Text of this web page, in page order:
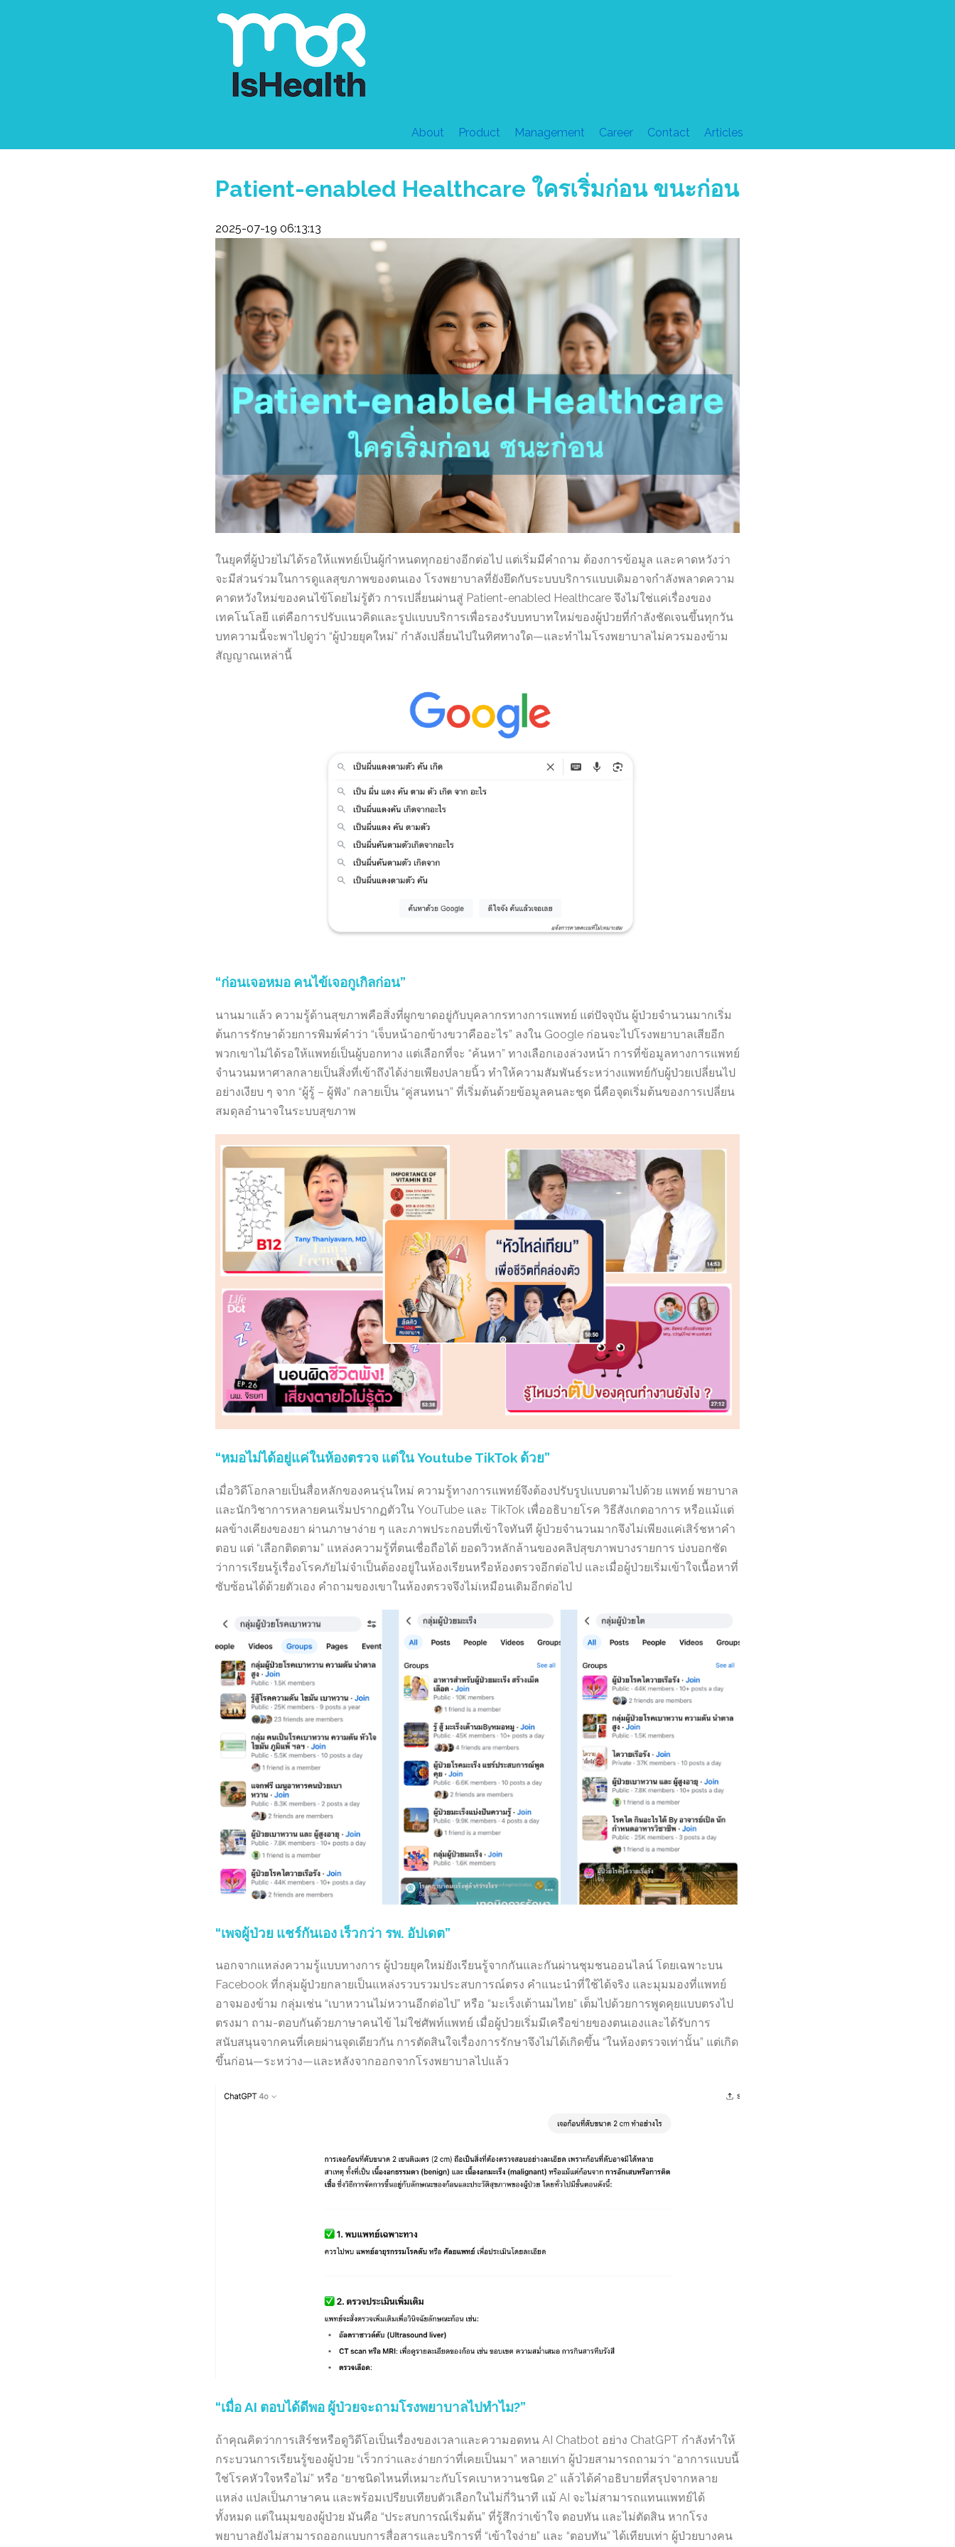
About Product Management Career Contact Articles
Patient-enabled Healthcare ใครเริ่มก่อน ขนะก่อน
2025-07-19 06:13:13
ในยุคที่ผู้ป่วยไม่ได้รอให้แพทย์เป็นผู้กำหนดทุกอย่างอีกต่อไป แต่เริ่มมีคำถาม ต้องการข้อมูล และคาดหวังว่า
จะมีส่วนร่วมในการดูแลสุขภาพของตนเอง โรงพยาบาลที่ยังยึดกับระบบบริการแบบเดิมอาจกำลังพลาดความ
คาดหวังใหม่ของคนไข้โดยไม่รู้ตัว การเปลี่ยนผ่านสู่ Patient-enabled Healthcare จึงไม่ใช่แค่เรื่องของ
เทคโนโลยี แต่คือการปรับแนวคิดและรูปแบบบริการเพื่อรองรับบทบาทใหม่ของผู้ป่วยที่กำลังชัดเจนขึ้นทุกวัน
บทความนี้จะพาไปดูว่า “ผู้ป่วยยุคใหม่” กำลังเปลี่ยนไปในทิศทางใด—และทำไมโรงพยาบาลไม่ควรมองข้าม
สัญญาณเหล่านี้
“ก่อนเจอหมอ คนไข้เจอกูเกิลก่อน”
นานมาแล้ว ความรู้ด้านสุขภาพคือสิ่งที่ผูกขาดอยู่กับบุคลากรทางการแพทย์ แต่ปัจจุบัน ผู้ป่วยจำนวนมากเริ่ม
ต้นการรักษาด้วยการพิมพ์คำว่า “เจ็บหน้าอกข้างขวาคืออะไร” ลงใน Google ก่อนจะไปโรงพยาบาลเสียอีก
พวกเขาไม่ได้รอให้แพทย์เป็นผู้บอกทาง แต่เลือกที่จะ “ค้นหา” ทางเลือกเองล่วงหน้า การที่ข้อมูลทางการแพทย์
จำนวนมหาศาลกลายเป็นสิ่งที่เข้าถึงได้ง่ายเพียงปลายนิ้ว ทำให้ความสัมพันธ์ระหว่างแพทย์กับผู้ป่วยเปลี่ยนไป
อย่างเงียบ ๆ จาก “ผู้รู้ – ผู้ฟัง” กลายเป็น “คู่สนทนา” ที่เริ่มต้นด้วยข้อมูลคนละชุด นี่คือจุดเริ่มต้นของการเปลี่ยน
สมดุลอำนาจในระบบสุขภาพ
“หมอไม่ได้อยู่แค่ในห้องตรวจ แต่ใน Youtube TikTok ด้วย”
เมื่อวิดีโอกลายเป็นสื่อหลักของคนรุ่นใหม่ ความรู้ทางการแพทย์จึงต้องปรับรูปแบบตามไปด้วย แพทย์ พยาบาล
และนักวิชาการหลายคนเริ่มปรากฏตัวใน YouTube และ TikTok เพื่ออธิบายโรค วิธีสังเกตอาการ หรือแม้แต่
ผลข้างเคียงของยา ผ่านภาษาง่าย ๆ และภาพประกอบที่เข้าใจทันที ผู้ป่วยจำนวนมากจึงไม่เพียงแค่เสิร์ชหาคำ
ตอบ แต่ “เลือกติดตาม” แหล่งความรู้ที่ตนเชื่อถือได้ ยอดวิวหลักล้านของคลิปสุขภาพบางรายการ บ่งบอกชัด
ว่าการเรียนรู้เรื่องโรคภัยไม่จำเป็นต้องอยู่ในห้องเรียนหรือห้องตรวจอีกต่อไป และเมื่อผู้ป่วยเริ่มเข้าใจเนื้อหาที่
ซับซ้อนได้ด้วยตัวเอง คำถามของเขาในห้องตรวจจึงไม่เหมือนเดิมอีกต่อไป
“เพจผู้ป่วย แชร์กันเอง เร็วกว่า รพ. อัปเดต”
นอกจากแหล่งความรู้แบบทางการ ผู้ป่วยยุคใหม่ยังเรียนรู้จากกันและกันผ่านชุมชนออนไลน์ โดยเฉพาะบน
Facebook ที่กลุ่มผู้ป่วยกลายเป็นแหล่งรวบรวมประสบการณ์ตรง คำแนะนำที่ใช้ได้จริง และมุมมองที่แพทย์
อาจมองข้าม กลุ่มเช่น “เบาหวานไม่หวานอีกต่อไป” หรือ “มะเร็งเต้านมไทย” เต็มไปด้วยการพูดคุยแบบตรงไป
ตรงมา ถาม-ตอบกันด้วยภาษาคนไข้ ไม่ใช่ศัพท์แพทย์ เมื่อผู้ป่วยเริ่มมีเครือข่ายของตนเองและได้รับการ
สนับสนุนจากคนที่เคยผ่านจุดเดียวกัน การตัดสินใจเรื่องการรักษาจึงไม่ได้เกิดขึ้น “ในห้องตรวจเท่านั้น” แต่เกิด
ขึ้นก่อน—ระหว่าง—และหลังจากออกจากโรงพยาบาลไปแล้ว
“เมื่อ AI ตอบได้ดีพอ ผู้ป่วยจะถามโรงพยาบาลไปทำไม?”
ถ้าคุณคิดว่าการเสิร์ชหรือดูวิดีโอเป็นเรื่องของเวลาและความอดทน AI Chatbot อย่าง ChatGPT กำลังทำให้
กระบวนการเรียนรู้ของผู้ป่วย “เร็วกว่าและง่ายกว่าที่เคยเป็นมา” หลายเท่า ผู้ป่วยสามารถถามว่า “อาการแบบนี้
ใช่โรคหัวใจหรือไม่” หรือ “ยาชนิดไหนที่เหมาะกับโรคเบาหวานชนิด 2” แล้วได้คำอธิบายที่สรุปจากหลาย
แหล่ง แปลเป็นภาษาคน และพร้อมเปรียบเทียบตัวเลือกในไม่กี่วินาที แม้ AI จะไม่สามารถแทนแพทย์ได้
ทั้งหมด แต่ในมุมของผู้ป่วย มันคือ “ประสบการณ์เริ่มต้น” ที่รู้สึกว่าเข้าใจ ตอบทัน และไม่ตัดสิน หากโรง
พยาบาลยังไม่สามารถออกแบบการสื่อสารและบริการที่ “เข้าใจง่าย” และ “ตอบทัน” ได้เทียบเท่า ผู้ป่วยบางคน